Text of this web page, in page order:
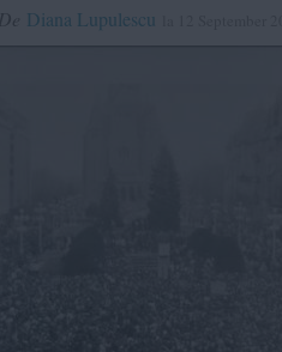
Diana Lupulescu